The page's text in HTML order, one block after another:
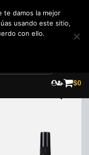
$0
te damos la mejor
usando este sitio,
con ello.